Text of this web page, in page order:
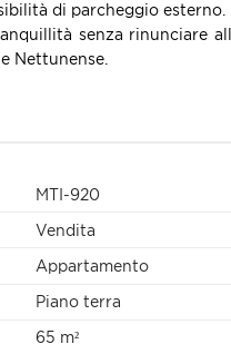
di parcheggio esterno.
senza rinunciare
Nettunense.
MTI-920
Vendita
Appartamento
Piano terra
65 m²